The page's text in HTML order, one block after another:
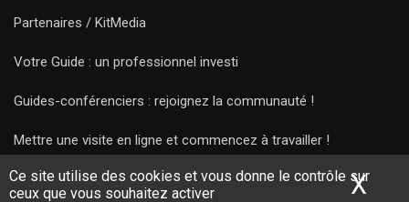
Ce site utilise des cookies et vous donne le contrôle sur
ceux que vous souhaitez activer
X
Partenaires / KitMedia
Votre Guide : un professionnel investi
Guides-conférenciers : rejoignez la communauté !
Mettre une visite en ligne et commencez à travailler !